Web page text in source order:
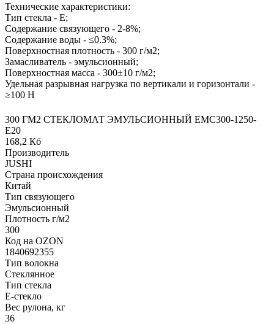
Технические характеристики:
Тип стекла - Е;
Содержание связующего - 2-8%;
Содержание воды - ≤0.3%;
Поверхностная плотность - 300 г/м2;
Замасливатель - эмульсионный;
Поверхностная масса - 300±10 г/м2;
Удельная разрывная нагрузка по вертикали и горизонтали -
≥100 Н
300 ГМ2 СТЕКЛОМАТ ЭМУЛЬСИОННЫЙ EMC300-1250-
Е20
168,2 Кб
Производитель
JUSHI
Страна происхождения
Китай
Тип связующего
Эмульсионный
Плотность г/м2
300
Код на OZON
1840692355
Тип волокна
Стеклянное
Тип стекла
Е-стекло
Вес рулона, кг
36